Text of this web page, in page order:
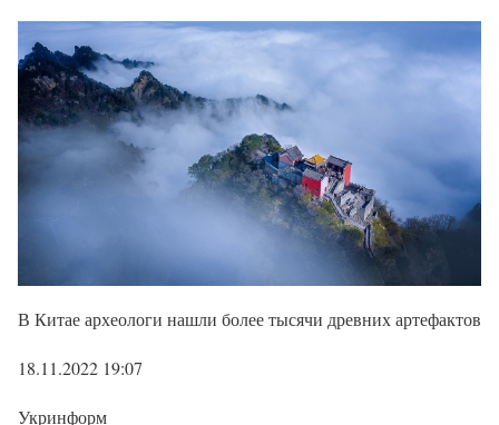
В Китае археологи нашли более тысячи древних артефактов
18.11.2022 19:07
Укринформ